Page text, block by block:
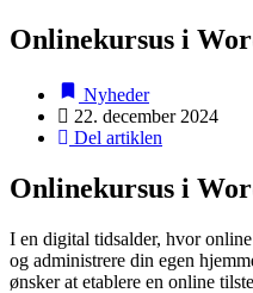
Onlinekursus i
Nyheder
22. december 2024
Del artiklen
Onlinekursus i
I en digital tidsalder, hvor
og administrere din egen
ønsker at etablere en online